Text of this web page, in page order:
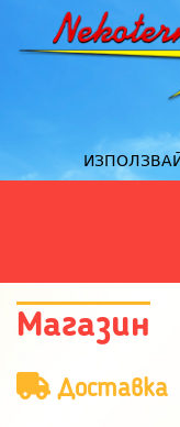
Магазин
Доставка